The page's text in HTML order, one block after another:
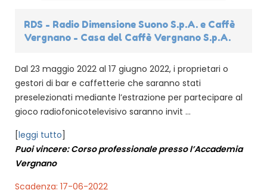
RDS - Radio Dimensione Suono S.p.A. e Caffè
Vergnano - Casa del Caffè Vergnano S.p.A.
Dal 23 maggio 2022 al 17 giugno 2022, i proprietari o
gestori di bar e caffetterie che saranno stati
preselezionati mediante l’estrazione per partecipare al
gioco radiofonicotelevisivo saranno invit ...
[leggi tutto]
Puoi vincere: Corso professionale presso l’Accademia
Vergnano
Scadenza: 17-06-2022